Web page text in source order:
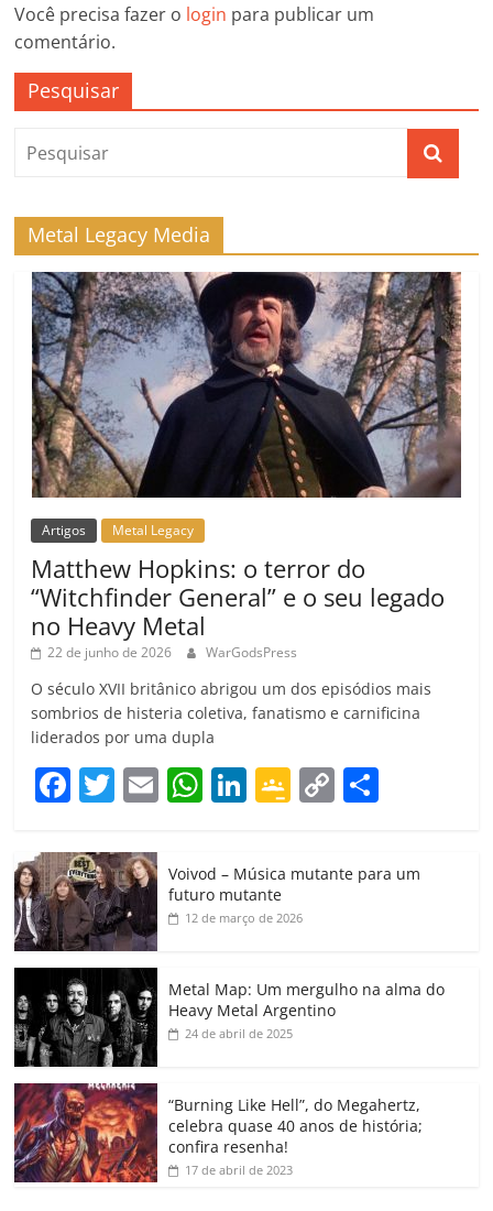
Você precisa fazer o login para publicar um
comentário.
Pesquisar
Metal Legacy Media
Artigos Metal Legacy
Matthew Hopkins: o terror do
“Witchfinder General” e o seu legado
no Heavy Metal
22 de junho de 2026 WarGodsPress
O século XVII britânico abrigou um dos episódios mais
sombrios de histeria coletiva, fanatismo e carnificina
liderados por uma dupla
F
c
e
b
o
o
k
T
itt
er
E
ai
W
at
s
A
p
Li
k
e
dI
G
gl
e
a
ss
o
m
C
y
k
p
h
Voivod – Música mutante para um
futuro mutante
12 de março de 2026
Metal Map: Um mergulho na alma do
Heavy Metal Argentino
24 de abril de 2025
“Burning Like Hell”, do Megahertz,
celebra quase 40 anos de história;
confira resenha!
17 de abril de 2023